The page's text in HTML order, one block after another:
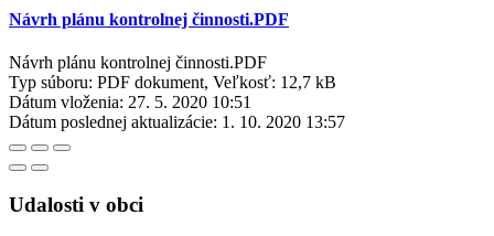
Návrh plánu kontrolnej činnosti.PDF
Návrh plánu kontrolnej činnosti.PDF
Typ súboru: PDF dokument, Veľkosť: 12,7 kB
Dátum vloženia: 27. 5. 2020 10:51
Dátum poslednej aktualizácie: 1. 10. 2020 13:57
Udalosti v obci